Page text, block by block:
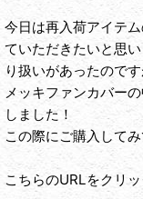
今日は再入荷アイテ
ていただきたいと思
り扱いがあったので
メッキファンカバー
しました！
この際にご購入して
こちらのURLをクリ